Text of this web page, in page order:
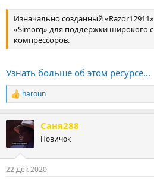
Изначально созданный
«Simorq» для поддержки широкого
компрессоров.
Узнать больше об этом ресурсе...
Р
е
и
haroun
Саня288
Новичок
22 Дек 2020